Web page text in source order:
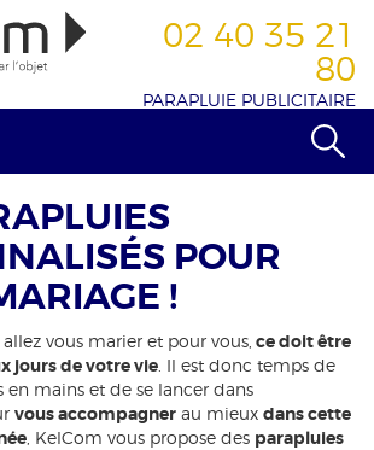
02 40 35 21
80
PARAPLUIE PUBLICITAIRE
POUR
!
vous marier et pour vous, ce doit être
jours de votre vie . Il est donc temps de
en mains et de se lancer dans
vous accompagner au mieux dans cette
, KelCom vous propose des parapluies